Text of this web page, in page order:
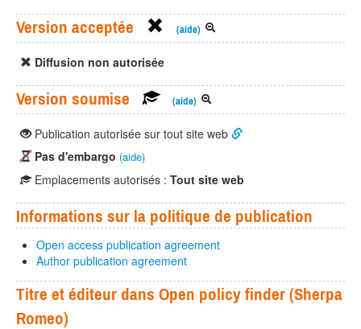
Version acceptée (aide)
Diffusion non autorisée
Version soumise (aide)
Publication autorisée sur tout site web
Pas d'embargo (aide)
Emplacements autorisés : Tout site web
Informations sur la politique de publication
Open access publication agreement
Author publication agreement
Titre et éditeur dans Open policy finder (Sherpa
Romeo)